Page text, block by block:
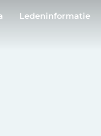
Ledeninformatie